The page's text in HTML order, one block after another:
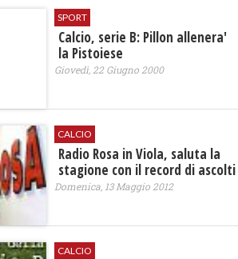
SPORT
Calcio, serie B: Pillon allenera'
la Pistoiese
Giovedì, 22 Giugno 2000
CALCIO
Radio Rosa in Viola, saluta la
stagione con il record di ascolti
Domenica, 13 Maggio 2012
CALCIO